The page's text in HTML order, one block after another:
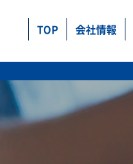
TOP 会社情報